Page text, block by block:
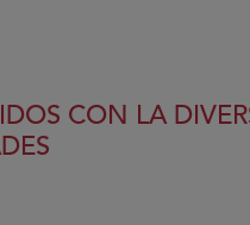
CON LA